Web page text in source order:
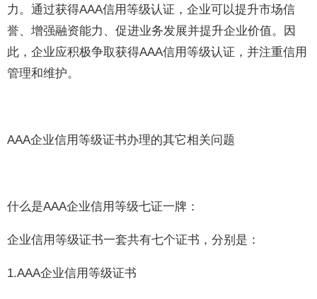
力。通过获得AAA信用等级认证，企业可以提升市场信
誉、增强融资能力、促进业务发展并提升企业价值。因
此，企业应积极争取获得AAA信用等级认证，并注重信用
管理和维护。
AAA企业信用等级证书办理的其它相关问题
什么是AAA企业信用等级七证一牌：
企业信用等级证书一套共有七个证书，分别是：
1.AAA企业信用等级证书